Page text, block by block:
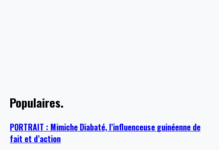
Populaires.
PORTRAIT : Mimiche Diabaté, l’influenceuse guinéenne de
fait et d’action